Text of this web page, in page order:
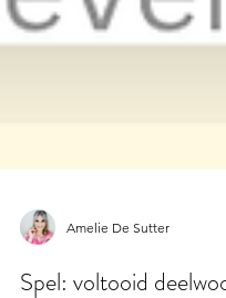
Amelie De Sutter